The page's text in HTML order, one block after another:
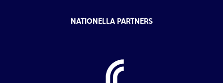
NATIONELLA PARTNERS